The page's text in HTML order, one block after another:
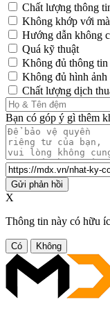
Chất lượng thông
Không khớp với
Hướng dẫn không
Quá kỹ thuật
Không đủ thông tin
Không đủ hình ảnh
Chất lượng dịch
Bạn có góp ý gì thêm
Gửi phản hồi
X
Thông tin này có hữu
Có Không